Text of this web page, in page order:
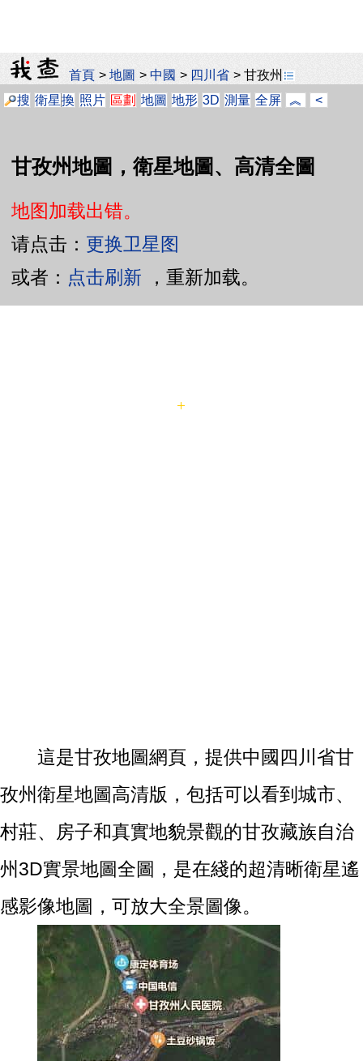
首頁 >地圖 >中國 > 四川省 >甘孜州
搜 衛星換 照片 區劃 地圖 地形 3D 測量 全屏 ︽ <
甘孜州地圖，衛星地圖、高清全圖
地图加载出错。
请点击： 更换卫星图
或者： 点击刷新 ，重新加载。
這是甘孜地圖網頁，提供中國四川省甘
孜州衛星地圖高清版，包括可以看到城市、
村莊、房子和真實地貌景觀的甘孜藏族自治
州3D實景地圖全圖，是在綫的超清晰衛星遙
感影像地圖，可放大全景圖像。